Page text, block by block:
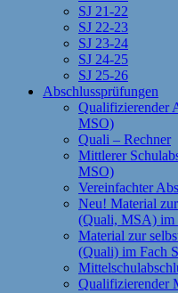
SJ 21-22
SJ 22-23
SJ 23-24
SJ 24-25
SJ 25-26
Abschlussprüfungen
Qualifizierender
MSO)
Quali – Rechner
Mittlerer
MSO)
Vereinfachter
Neu! Material
(Quali, MSA) im
Material zur
(Quali) im Fach
Qualifizierender